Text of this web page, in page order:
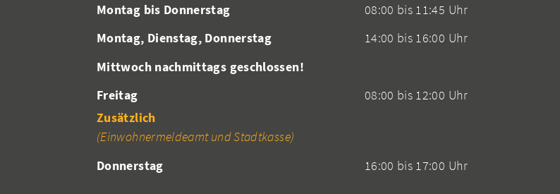
Montag bis Donnerstag
Montag, Dienstag, Donnerstag
Mittwoch nachmittags geschlossen!
08:00 bis 11:45 Uhr
14:00 bis 16:00 Uhr
Freitag
08:00 bis 12:00 Uhr
Zusätzlich
(Einwohnermeldeamt und Stadtkasse)
Donnerstag
16:00 bis 17:00 Uhr